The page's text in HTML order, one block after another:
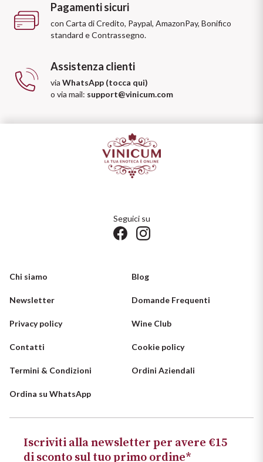
Pagamenti sicuri
con Carta di Credito, Paypal, AmazonPay, Bonifico
standard e Contrassegno.
Assistenza clienti
via WhatsApp (tocca qui)
o via mail: support@vinicum.com
Seguici su
Chi siamo Blog
Newsletter Domande Frequenti
Privacy policy Wine Club
Contatti Cookie policy
Termini & Condizioni Ordini Aziendali
Ordina su WhatsApp
Iscriviti alla newsletter per avere €15
di sconto sul tuo primo ordine*